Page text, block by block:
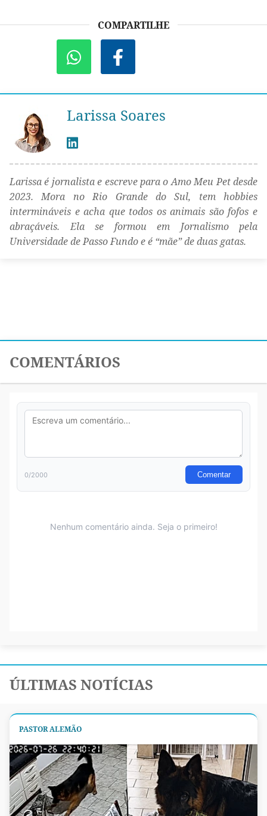
COMPARTILHE
Larissa Soares
Larissa é jornalista e escreve para o Amo Meu Pet desde
2023. Mora no Rio Grande do Sul, tem hobbies
intermináveis e acha que todos os animais são fofos e
abraçáveis. Ela se formou em Jornalismo pela
Universidade de Passo Fundo e é “mãe” de duas gatas.
COMENTÁRIOS
ÚLTIMAS NOTÍCIAS
PASTOR ALEMÃO